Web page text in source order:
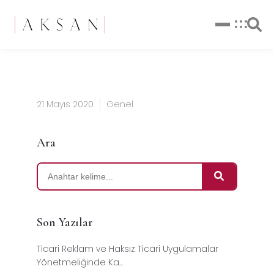
21 Mayıs 2020 Genel
Ara
Son Yazılar
Ticari Reklam ve Haksız Ticari Uygulamalar
Yönetmeliğinde Ka...